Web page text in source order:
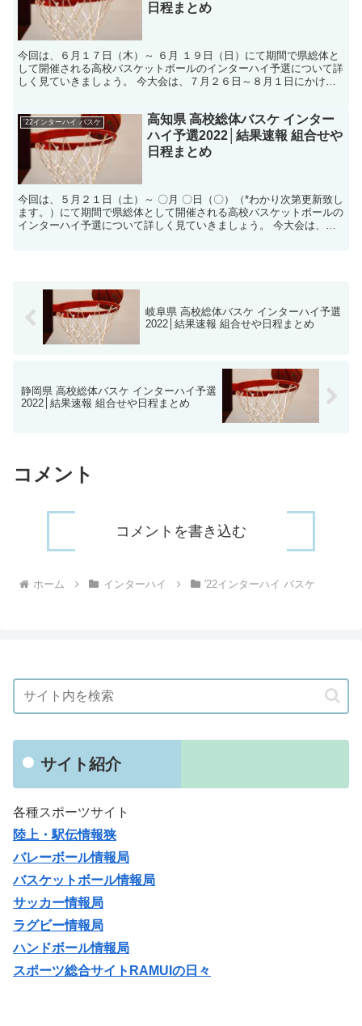
日程まとめ
今回は、６月１７日（木）～ ６月 １９日（日）にて期間で県総体と
して開催される高校バスケットボールのインターハイ予選について詳
しく見ていきましょう。 今大会は、７月２６日～８月１日にかけて
'22インターハイ バスケ
高知県 高校総体バスケ インター
ハイ予選2022│結果速報 組合せや
日程まとめ
今回は、５月２１日（土）～ 〇月 〇日（〇）（*わかり次第更新致し
ます。）にて期間で県総体として開催される高校バスケットボールの
インターハイ予選について詳しく見ていきましょう。 今大会は、７
岐阜県 高校総体バスケ インターハイ予選
2022│結果速報 組合せや日程まとめ
静岡県 高校総体バスケ インターハイ予選
2022│結果速報 組合せや日程まとめ
コメント
コメントを書き込む
ホーム インターハイ '22インターハイ バスケ
サイト紹介
各種スポーツサイト
陸上・駅伝情報狭
バレーボール情報局
バスケットボール情報局
サッカー情報局
ラグビー情報局
ハンドボール情報局
スポーツ総合サイトRAMUIの日々